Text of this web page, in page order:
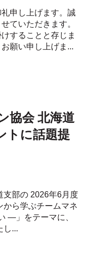
申し上げます。誠
ていただきます。
することと存じま
願い申し上げま...
協会 北海道
トに話題提
支部の 2026年6月度
から学ぶチームマネ
―」をテーマに、
し...